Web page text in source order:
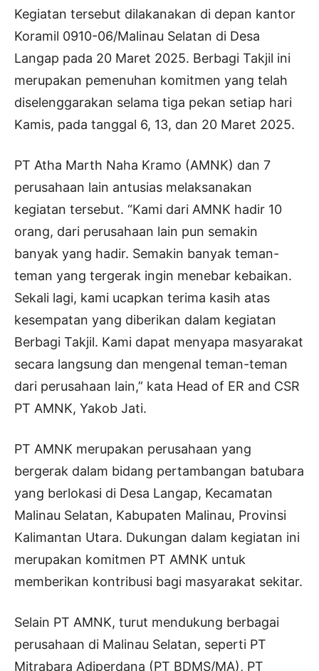
Kegiatan tersebut dilakanakan di depan kantor
Koramil 0910-06/Malinau Selatan di Desa
Langap pada 20 Maret 2025. Berbagi Takjil ini
merupakan pemenuhan komitmen yang telah
diselenggarakan selama tiga pekan setiap hari
Kamis, pada tanggal 6, 13, dan 20 Maret 2025.
PT Atha Marth Naha Kramo (AMNK) dan 7
perusahaan lain antusias melaksanakan
kegiatan tersebut. “Kami dari AMNK hadir 10
orang, dari perusahaan lain pun semakin
banyak yang hadir. Semakin banyak teman-
teman yang tergerak ingin menebar kebaikan.
Sekali lagi, kami ucapkan terima kasih atas
kesempatan yang diberikan dalam kegiatan
Berbagi Takjil. Kami dapat menyapa masyarakat
secara langsung dan mengenal teman-teman
dari perusahaan lain,” kata Head of ER and CSR
PT AMNK, Yakob Jati.
PT AMNK merupakan perusahaan yang
bergerak dalam bidang pertambangan batubara
yang berlokasi di Desa Langap, Kecamatan
Malinau Selatan, Kabupaten Malinau, Provinsi
Kalimantan Utara. Dukungan dalam kegiatan ini
merupakan komitmen PT AMNK untuk
memberikan kontribusi bagi masyarakat sekitar.
Selain PT AMNK, turut mendukung berbagai
perusahaan di Malinau Selatan, seperti PT
Mitrabara Adiperdana (PT BDMS/MA), PT